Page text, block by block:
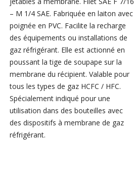
– M 1/4 SAE. Fabriquée en laiton avec
poignée en PVC. Facilite la recharge
des équipements ou installations de
gaz réfrigérant. Elle est actionné en
poussant la tige de soupape sur la
membrane du récipient. Valable pour
tous les types de gaz HCFC / HFC.
Spécialement indiqué pour une
utilisation dans des bouteilles avec
des dispositifs à membrane de gaz
réfrigérant.